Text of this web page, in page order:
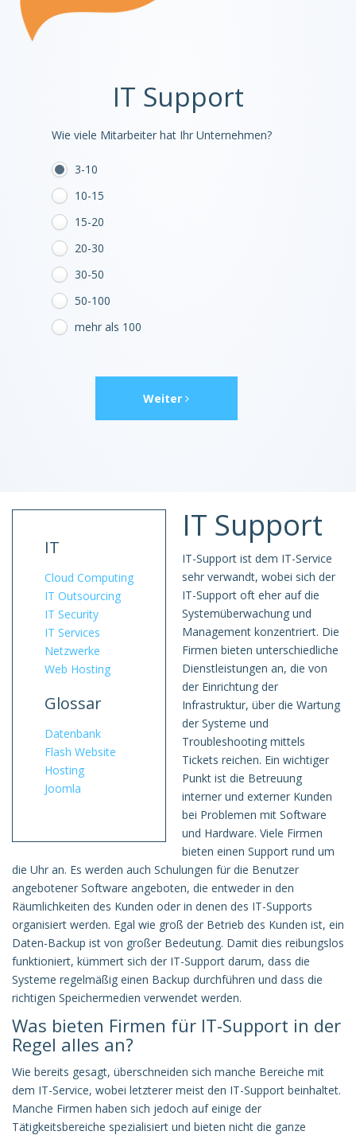
IT Support
Wie viele Mitarbeiter hat Ihr Unternehmen?
3-10
10-15
15-20
20-30
30-50
50-100
mehr als 100
Weiter
IT
Cloud Computing
IT Outsourcing
IT Security
IT Services
Netzwerke
Web Hosting
Glossar
Datenbank
Flash Website
Hosting
Joomla
IT Support
IT-Support ist dem IT-Service
sehr verwandt, wobei sich der
IT-Support oft eher auf die
Systemüberwachung und
Management konzentriert. Die
Firmen bieten unterschiedliche
Dienstleistungen an, die von
der Einrichtung der
Infrastruktur, über die Wartung
der Systeme und
Troubleshooting mittels
Tickets reichen. Ein wichtiger
Punkt ist die Betreuung
interner und externer Kunden
bei Problemen mit Software
und Hardware. Viele Firmen
bieten einen Support rund um
die Uhr an. Es werden auch Schulungen für die Benutzer
angebotener Software angeboten, die entweder in den
Räumlichkeiten des Kunden oder in denen des IT-Supports
organisiert werden. Egal wie groß der Betrieb des Kunden ist, ein
Daten-Backup ist von großer Bedeutung. Damit dies reibungslos
funktioniert, kümmert sich der IT-Support darum, dass die
Systeme regelmäßig einen Backup durchführen und dass die
richtigen Speichermedien verwendet werden.
Was bieten Firmen für IT-Support in der
Regel alles an?
Wie bereits gesagt, überschneiden sich manche Bereiche mit
dem IT-Service, wobei letzterer meist den IT-Support beinhaltet.
Manche Firmen haben sich jedoch auf einige der
Tätigkeitsbereiche spezialisiert und bieten nicht die ganze